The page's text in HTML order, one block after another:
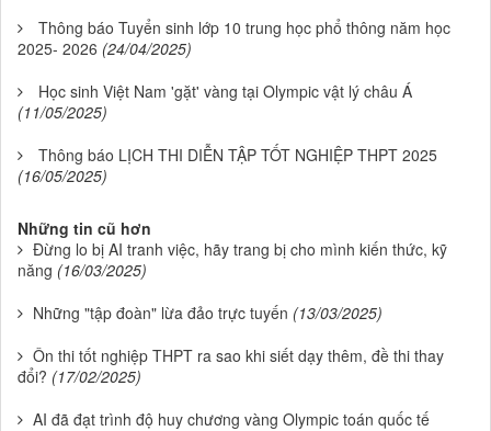
Thông báo Tuyển sinh lớp 10 trung học phổ thông năm học
2025- 2026 (24/04/2025)
Học sinh Việt Nam 'gặt' vàng tại Olympic vật lý châu Á
(11/05/2025)
Thông báo LỊCH THI DIỄN TẬP TỐT NGHIỆP THPT 2025
(16/05/2025)
Những tin cũ hơn
Đừng lo bị AI tranh việc, hãy trang bị cho mình kiến thức, kỹ
năng (16/03/2025)
Những "tập đoàn" lừa đảo trực tuyến (13/03/2025)
Ôn thi tốt nghiệp THPT ra sao khi siết dạy thêm, đề thi thay
đổi? (17/02/2025)
AI đã đạt trình độ huy chương vàng Olympic toán quốc tế